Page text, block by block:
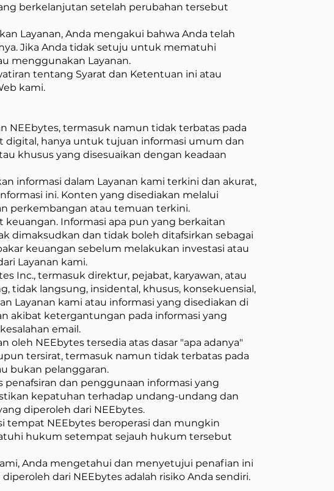
berkelanjutan setelah perubahan tersebut
Layanan, Anda mengakui bahwa Anda telah
Jika Anda tidak setuju untuk mematuhi
menggunakan Layanan.
tentang Syarat dan Ketentuan ini atau
kami.
NEEbytes, termasuk namun tidak terbatas pada
digital, hanya untuk tujuan informasi umum dan
khusus yang disesuaikan dengan keadaan
informasi dalam Layanan kami terkini dan akurat,
ini. Konten yang disediakan melalui
perkembangan atau temuan terkini.
Informasi apa pun yang berkaitan
dimaksudkan dan tidak boleh ditafsirkan sebagai
keuangan sebelum melakukan investasi atau
Layanan kami.
Inc., termasuk direktur, pejabat, karyawan, atau
tidak langsung, insidental, khusus, konsekuensial,
Layanan kami atau informasi yang disediakan di
akibat ketergantungan pada informasi yang
email.
oleh NEEbytes tersedia atas dasar "apa adanya"
tersirat, termasuk namun tidak terbatas pada
bukan pelanggaran.
dan penggunaan informasi yang
kepatuhan terhadap undang-undang dan
diperoleh dari NEEbytes.
tempat NEEbytes beroperasi dan mungkin
hukum setempat sejauh hukum tersebut
Anda mengetahui dan menyetujui penafian ini
dari NEEbytes adalah risiko Anda sendiri.